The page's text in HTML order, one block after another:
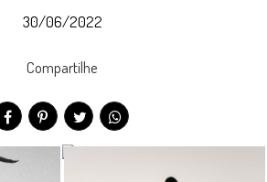
30/06/2022
Compartilhe